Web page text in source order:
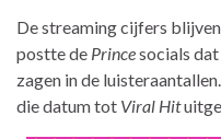
De streaming cijfers
postte de Princesocials
zagen in de
die datum tot Viral Hit